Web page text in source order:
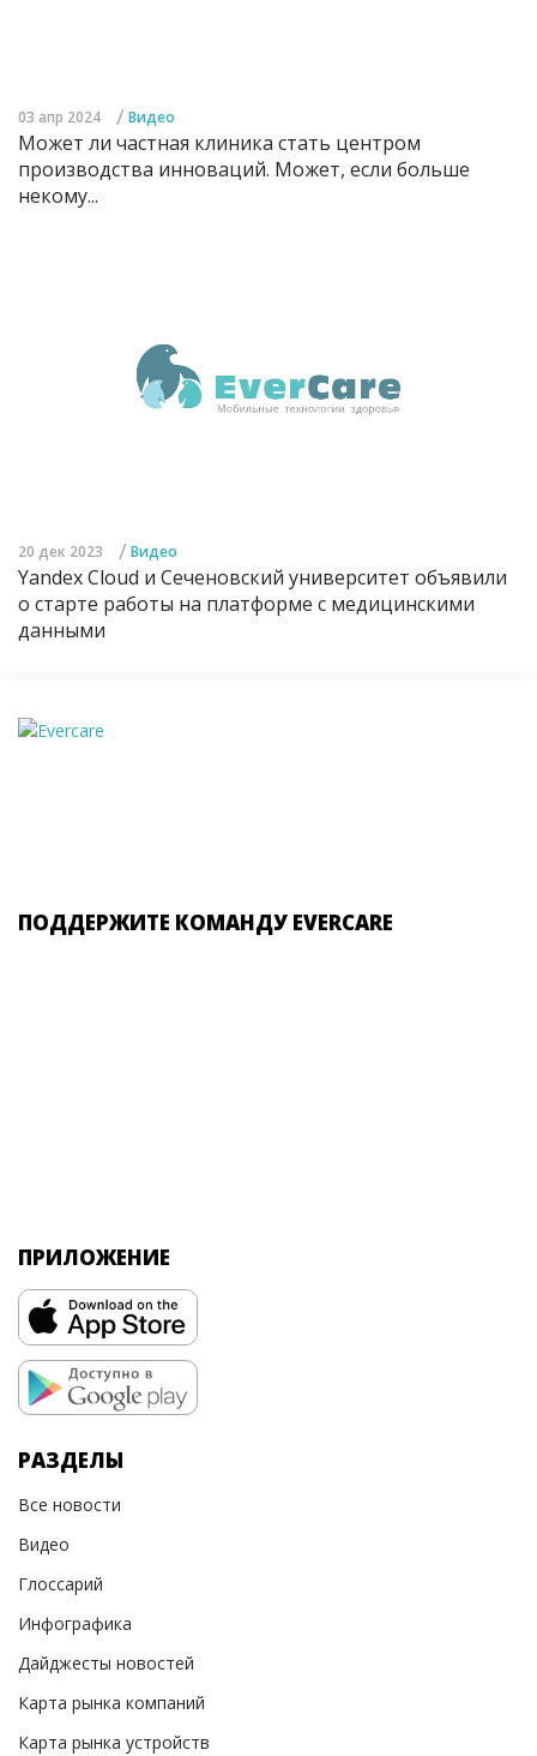
03 апр 2024 / Видео
Может ли частная клиника стать центром
производства инноваций. Может, если больше
некому...
20 дек 2023 / Видео
Yandex Cloud и Сеченовский университет объявили
о старте работы на платформе с медицинскими
данными
ПОДДЕРЖИТЕ КОМАНДУ EVERCARE
ПРИЛОЖЕНИЕ
РАЗДЕЛЫ
Все новости
Видео
Глоссарий
Инфографика
Дайджесты новостей
Карта рынка компаний
Карта рынка устройств